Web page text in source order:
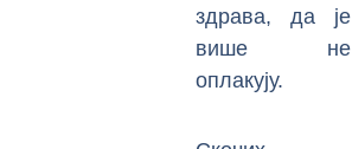
здрава, да је
више не
оплакују.